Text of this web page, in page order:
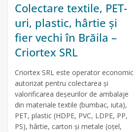
Colectare textile, PET-
uri, plastic, hârtie și
fier vechi în Brăila –
Criortex SRL
Criortex SRL este operator economic
autorizat pentru colectarea și
valorificarea deșeurilor de ambalaje
din materiale textile (bumbac, iuta),
PET, plastic (HDPE, PVC, LDPE, PP,
PS), hârtie, carton și metale (oțel,